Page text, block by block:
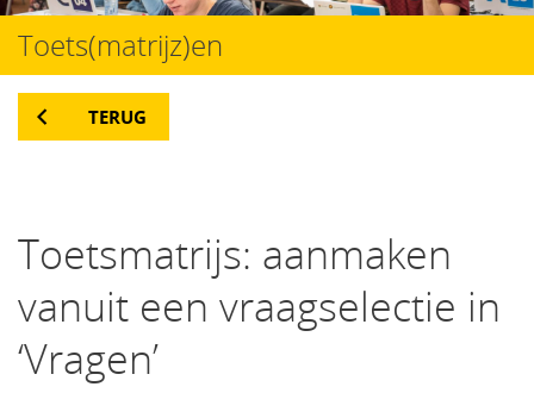
het
inhoud
Toets(matrijz)en
TERUG
Toetsmatrijs: aanmaken
vanuit een vraagselectie in
‘Vragen’